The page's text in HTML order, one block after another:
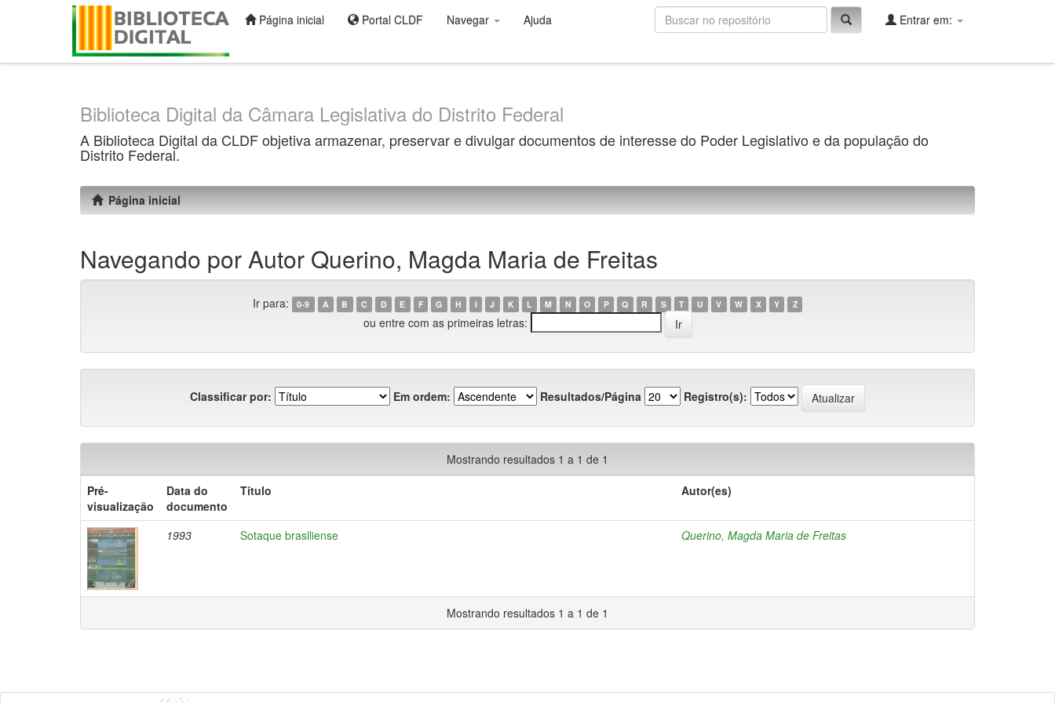
Página inicial Portal CLDF Navegar Ajuda Entrar em:
Biblioteca Digital da Câmara Legislativa do Distrito Federal
A Biblioteca Digital da CLDF objetiva armazenar, preservar e divulgar documentos de interesse do Poder Legislativo e da população do
Distrito Federal.
Página inicial
Navegando por Autor Querino, Magda Maria de Freitas
Ir para: 0-9 A B C D E F G H I J K L M N O P Q R S T U V W X Y Z
ou entre com as primeiras letras:
Classificar por: Em ordem: Resultados/Página Registro(s):
Mostrando resultados 1 a 1 de 1
Pré-
visualização
Data do
documento
Título Autor(es)
1993 Sotaque braslliense Querino, Magda Maria de Freitas
Mostrando resultados 1 a 1 de 1